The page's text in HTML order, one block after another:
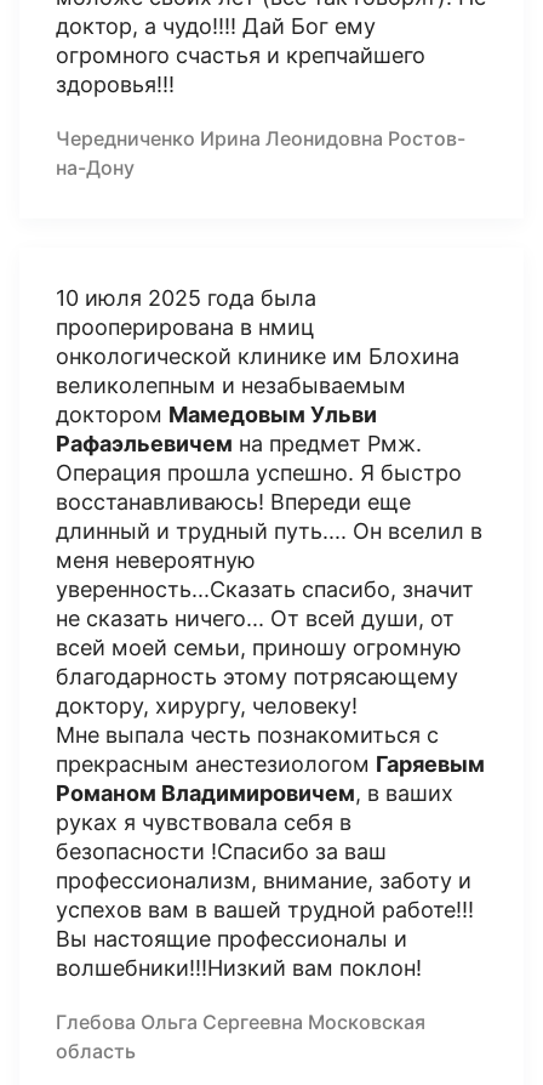
доктор, а чудо!!!! Дай Бог ему
огромного счастья и крепчайшего
здоровья!!!
Чередниченко Ирина Леонидовна Ростов-
на-Дону
10 июля 2025 года была
прооперирована в нмиц
онкологической клинике им Блохина
великолепным и незабываемым
доктором Мамедовым Ульви
Рафаэльевичем на предмет Рмж.
Операция прошла успешно. Я быстро
восстанавливаюсь! Впереди еще
длинный и трудный путь.... Он вселил в
меня невероятную
уверенность...Сказать спасибо, значит
не сказать ничего... От всей души, от
всей моей семьи, приношу огромную
благодарность этому потрясающему
доктору, хирургу, человеку!
Мне выпала честь познакомиться с
прекрасным анестезиологом Гаряевым
Романом Владимировичем, в ваших
руках я чувствовала себя в
безопасности !Спасибо за ваш
профессионализм, внимание, заботу и
успехов вам в вашей трудной работе!!!
Вы настоящие профессионалы и
волшебники!!!Низкий вам поклон!
Глебова Ольга Сергеевна Московская
область